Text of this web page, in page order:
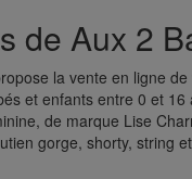
de Aux 2
la vente en ligne
et enfants entre 0 et 16
de marque Lise
gorge, shorty, string